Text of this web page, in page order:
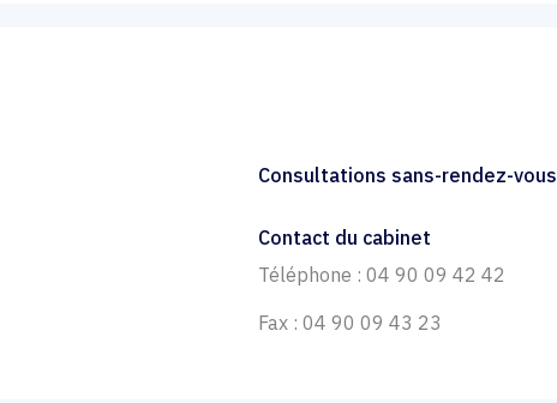
Consultations sans-rendez-vous
Contact du cabinet
Téléphone : 04 90 09 42 42
Fax : 04 90 09 43 23